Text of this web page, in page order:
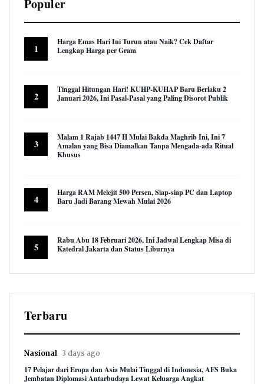
Populer
1
Harga Emas Hari Ini Turun atau Naik? Cek Daftar
Lengkap Harga per Gram
2
Tinggal Hitungan Hari! KUHP-KUHAP Baru Berlaku 2
Januari 2026, Ini Pasal-Pasal yang Paling Disorot Publik
3
Malam 1 Rajab 1447 H Mulai Bakda Maghrib Ini, Ini 7
Amalan yang Bisa Diamalkan Tanpa Mengada-ada Ritual
Khusus
4
Harga RAM Melejit 500 Persen, Siap-siap PC dan Laptop
Baru Jadi Barang Mewah Mulai 2026
5
Rabu Abu 18 Februari 2026, Ini Jadwal Lengkap Misa di
Katedral Jakarta dan Status Liburnya
Terbaru
Nasional 3 days ago
17 Pelajar dari Eropa dan Asia Mulai Tinggal di Indonesia, AFS Buka
Jembatan Diplomasi Antarbudaya Lewat Keluarga Angkat